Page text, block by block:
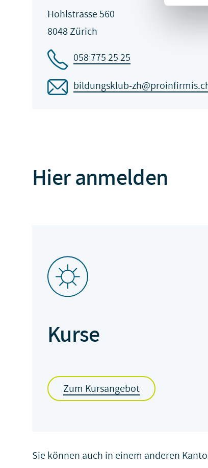
Hohlstrasse 560
8048 Zürich
058 775 25 25
bildungsklub-
Hier anmelden
Kurse
Zum Kursangebot
Sie können auch in einem anderen